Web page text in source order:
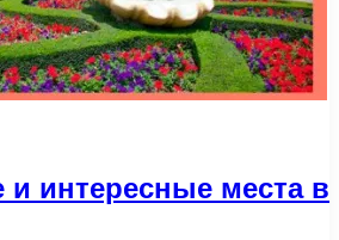
и интересные места в